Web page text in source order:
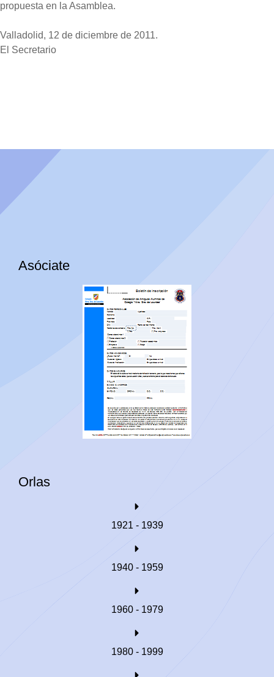
propuesta en la Asamblea.
Valladolid, 12 de diciembre de 2011.
El Secretario
Asóciate
Orlas
1921 - 1939
1940 - 1959
1960 - 1979
1980 - 1999